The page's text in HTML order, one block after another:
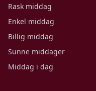
Rask middag
Enkel middag
Billig middag
Sunne middager
Middag i dag